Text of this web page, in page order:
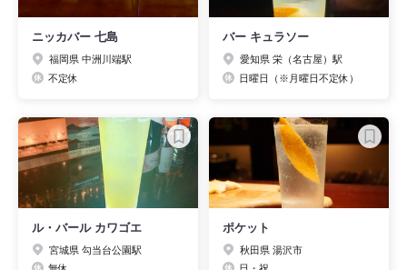
ニッカバー 七島
福岡県 中洲川端駅
不定休
バー キュラソー
愛知県 栄（名古屋）駅
日曜日（※月曜日不定休）
ル・バール カワゴエ
宮城県 勾当台公園駅
ポケット
秋田県 湯沢市